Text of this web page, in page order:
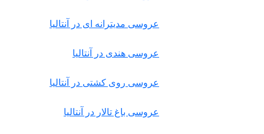
عروسی مدیترانه ای در آنتالیا
عروسی هندی در آنتالیا
عروسی روی کشتی در آنتالیا
عروسی باغ تالار در آنتالیا